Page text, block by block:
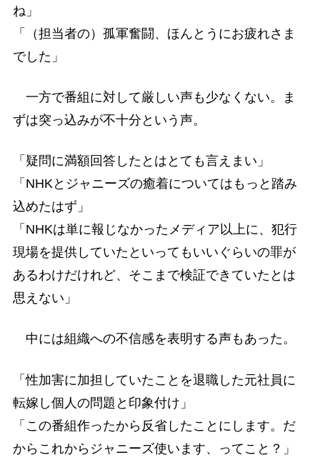
ね」
「（担当者の）孤軍奮闘、ほんとうにお疲れさま
でした」
一方で番組に対して厳しい声も少なくない。ま
ずは突っ込みが不十分という声。
「疑問に満額回答したとはとても言えまい」
「NHKとジャニーズの癒着についてはもっと踏み
込めたはず」
「NHKは単に報じなかったメディア以上に、犯行
現場を提供していたといってもいいぐらいの罪が
あるわけだけれど、そこまで検証できていたとは
思えない」
中には組織への不信感を表明する声もあった。
「性加害に加担していたことを退職した元社員に
転嫁し個人の問題と印象付け」
「この番組作ったから反省したことにします。だ
からこれからジャニーズ使います、ってこと？」